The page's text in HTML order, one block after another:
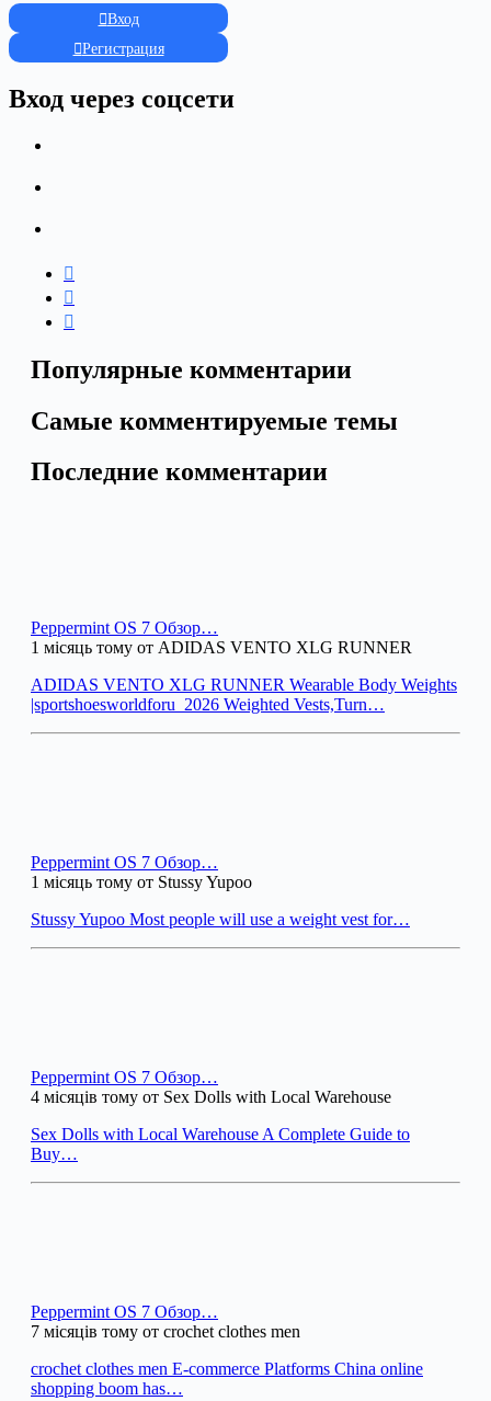
Вход
Регистрация
Вход через соцсети
Популярные комментарии
Самые комментируемые темы
Последние комментарии
Peppermint OS 7 Обзор…
1 місяць тому от ADIDAS VENTO XLG RUNNER
ADIDAS VENTO XLG RUNNER Wearable Body Weights
|sportshoesworldforu_2026 Weighted Vests,Turn…
Peppermint OS 7 Обзор…
1 місяць тому от Stussy Yupoo
Stussy Yupoo Most people will use a weight vest for…
Peppermint OS 7 Обзор…
4 місяців тому от Sex Dolls with Local Warehouse
Sex Dolls with Local Warehouse A Complete Guide to
Buy…
Peppermint OS 7 Обзор…
7 місяців тому от crochet clothes men
crochet clothes men E-commerce Platforms China online
shopping boom has…